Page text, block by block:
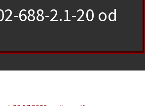
688-2.1-20 od